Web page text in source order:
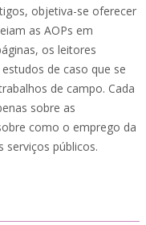
objetiva-se oferecer
as AOPs em
os leitores
de caso que se
de campo. Cada
sobre as
como o emprego da
serviços públicos.